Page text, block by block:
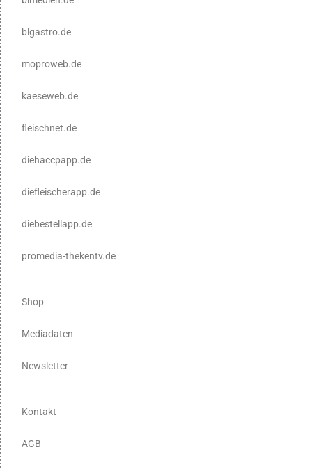
blgastro.de
moproweb.de
kaeseweb.de
fleischnet.de
diehaccpapp.de
diefleischerapp.de
diebestellapp.de
promedia-thekentv.de
Shop
Mediadaten
Newsletter
Kontakt
AGB